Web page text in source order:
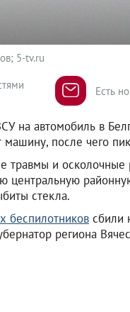
5-tv.ru
Есть
на автомобиль в
машину, после чего
травмы и
центральную
стекла.
беспилотников сбили
региона